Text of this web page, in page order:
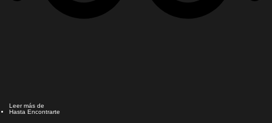
Leer más de
Hasta Encontrarte